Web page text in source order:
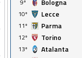
9º
Bologna
10º
Lecce
11º
Parma
12º
Torino
13º
Atalanta